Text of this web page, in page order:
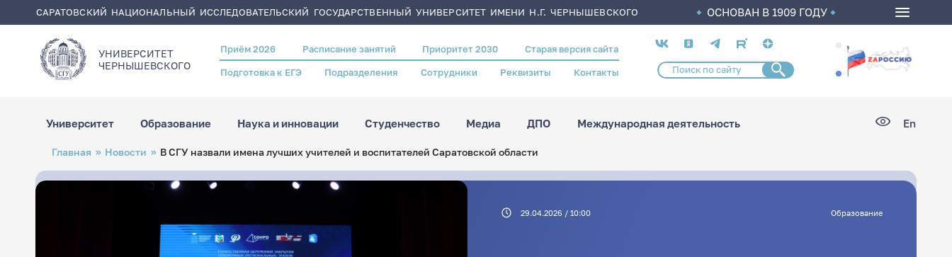
содержанию
САРАТОВСКИЙ НАЦИОНАЛЬНЫЙ ИССЛЕДОВАТЕЛЬСКИЙ ГОСУДАРСТВЕННЫЙ УНИВЕРСИТЕТ ИМЕНИ Н.Г. ЧЕРНЫШЕВСКОГО ОСНОВАН В 1909 ГОДУ
УНИВЕРСИТЕТ
ЧЕРНЫШЕВСКОГO
Header
menu
Приём 2026 Расписание занятий Приоритет 2030 Старая версия сайта
Подготовка к ЕГЭ Подразделения Сотрудники Реквизиты Контакты
Социальные
сети
Университет Образование Наука и инновации Студенчество Медиа ДПО Международная деятельность En
Строка
навигации
Главная Новости В СГУ назвали имена лучших учителей и воспитателей Саратовской области
29.04.2026 / 10:00 Образование